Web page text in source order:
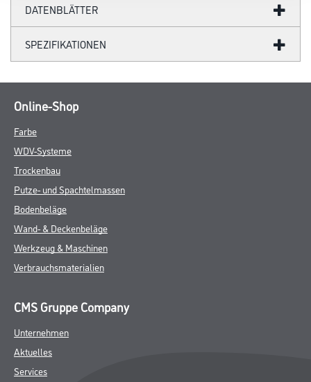
DATENBLÄTTER
SPEZIFIKATIONEN
Online-Shop
Farbe
WDV-Systeme
Trockenbau
Putze- und Spachtelmassen
Bodenbeläge
Wand- & Deckenbeläge
Werkzeug & Maschinen
Verbrauchsmaterialien
CMS Gruppe Company
Unternehmen
Aktuelles
Services